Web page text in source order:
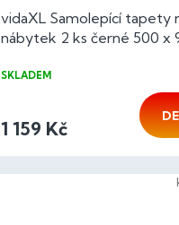
vidaXL Samolepící tapety
nábytek 2 ks černé 500 x
SKLADEM
1 159 Kč